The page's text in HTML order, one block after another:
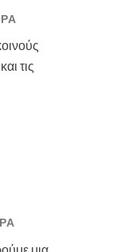
τις